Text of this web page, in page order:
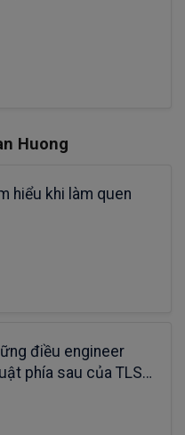
Huong
hiểu khi làm quen
điều engineer
phía sau của TLS.